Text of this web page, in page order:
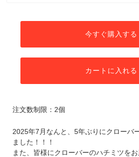
今すぐ購入する
カートに入れる
注文数制限：2個
2025年7月なんと、5年ぶりにクローバ
ました！！！
また、皆様にクローバーのハチミツを